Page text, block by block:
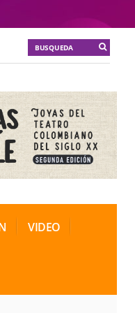
para la cordura
VIDEO